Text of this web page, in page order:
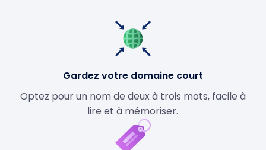
Gardez votre domaine court
Optez pour un nom de deux à trois mots, facile à
lire et à mémoriser.